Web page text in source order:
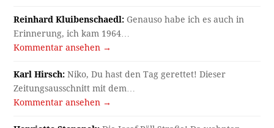
Reinhard Kluibenschaedl: Genauso habe ich es auch in
Erinnerung, ich kam 1964…
Kommentar ansehen →
Karl Hirsch: Niko, Du hast den Tag gerettet! Dieser
Zeitungsausschnitt mit dem…
Kommentar ansehen →